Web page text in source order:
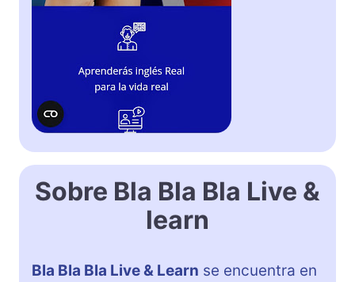
Sobre Bla Bla Bla Live &
learn
Bla Bla Bla Live & Learn se encuentra en